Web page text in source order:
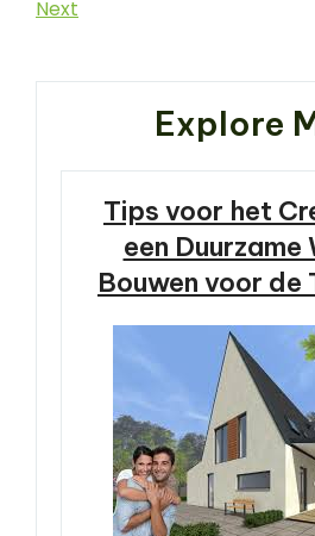
Post
Next
Next
Explore
Tips voor het
een Duurzame
Bouwen voor de